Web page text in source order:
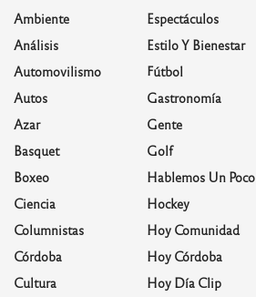
Ambiente
Análisis
Automovilismo
Autos
Azar
Basquet
Boxeo
Ciencia
Columnistas
Córdoba
Cultura
Espectáculos
Estilo Y Bienestar
Fútbol
Gastronomía
Gente
Golf
Hablemos Un Poco
Hockey
Hoy Comunidad
Hoy Córdoba
Hoy Día Clip